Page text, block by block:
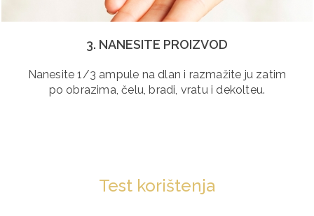
3. NANESITE PROIZVOD
Nanesite 1/3 ampule na dlan i razmažite ju zatim
po obrazima, čelu, bradi, vratu i dekolteu.
Test korištenja